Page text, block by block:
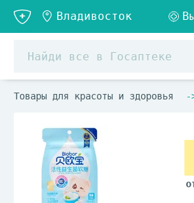
Товары для красоты и здоровья